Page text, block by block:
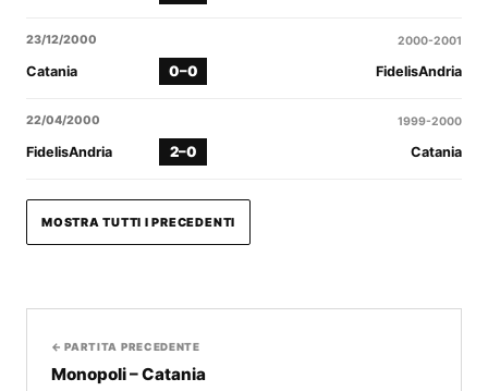
23/12/2000
Catania 0–0 FidelisAndria
2000-2001
22/04/2000
FidelisAndria 2–0 Catania
1999-2000
MOSTRA TUTTI I PRECEDENTI
← PARTITA PRECEDENTE
Monopoli – Catania